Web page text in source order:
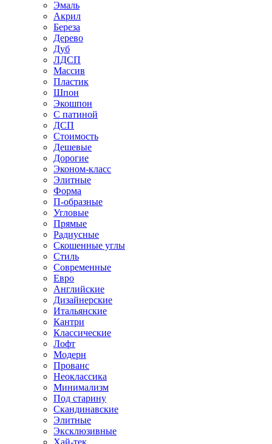
Эмаль
Акрил
Береза
Дерево
Дуб
ЛДСП
Массив
Пластик
Шпон
Экошпон
С патиной
ДСП
Стоимость
Дешевые
Дорогие
Эконом-класс
Элитные
Форма
П-образные
Угловые
Прямые
Радиусные
Скошенные углы
Стиль
Современные
Евро
Английские
Дизайнерские
Итальянские
Кантри
Классические
Лофт
Модерн
Прованс
Неоклассика
Минимализм
Под старину
Скандинавские
Элитные
Эксклюзивные
Хай-тек